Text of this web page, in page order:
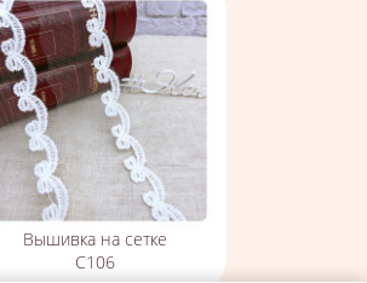
Вышивка на сетке
С106